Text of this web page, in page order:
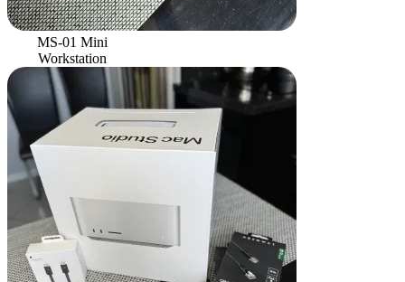
MS-01 Mini
Workstation